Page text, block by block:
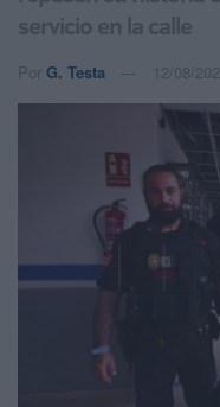
servicio en la calle
Por G. Testa 12/08/